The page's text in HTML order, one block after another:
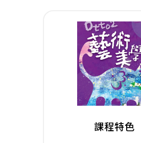
課程特色